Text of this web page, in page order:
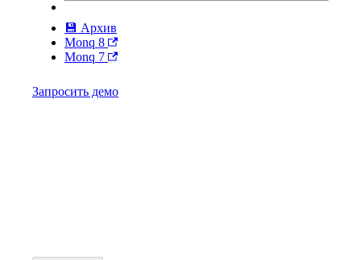
💾 Архив
Monq 8
Monq 7
Запросить демо